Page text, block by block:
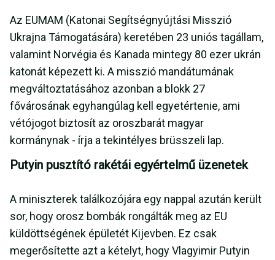
Az EUMAM (Katonai Segítségnyújtási Misszió
Ukrajna Támogatására) keretében 23 uniós tagállam,
valamint Norvégia és Kanada mintegy 80 ezer ukrán
katonát képezett ki. A misszió mandátumának
megváltoztatásához azonban a blokk 27
fővárosának egyhangúlag kell egyetértenie, ami
vétójogot biztosít az oroszbarát magyar
kormánynak - írja a tekintélyes brüsszeli lap.
Putyin pusztító rakétái egyértelmű üzenetek
A miniszterek találkozójára egy nappal azután került
sor, hogy orosz bombák rongálták meg az EU
küldöttségének épületét Kijevben. Ez csak
megerősítette azt a kételyt, hogy Vlagyimir Putyin